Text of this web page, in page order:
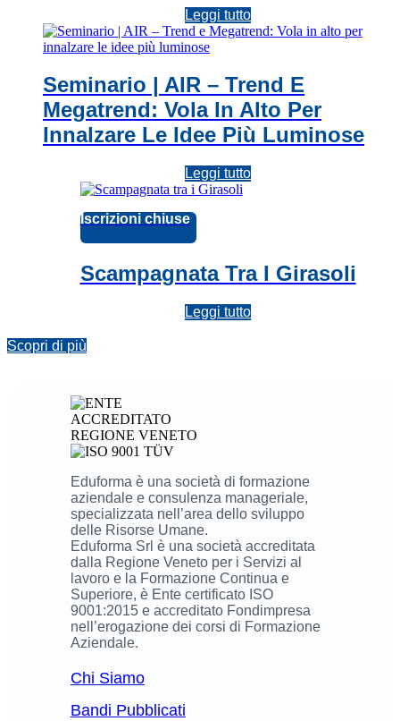
Leggi tutto
Seminario | AIR – Trend E
Megatrend: Vola In Alto Per
Innalzare Le Idee Più Luminose
Leggi tutto
Iscrizioni chiuse
Scampagnata Tra I Girasoli
Leggi tutto
Scopri di più
Eduforma è una società di formazione
aziendale e consulenza manageriale,
specializzata nell’area dello sviluppo
delle Risorse Umane.
Eduforma Srl è una società accreditata
dalla Regione Veneto per i Servizi al
lavoro e la Formazione Continua e
Superiore, è Ente certificato ISO
9001:2015 e accreditato Fondimpresa
nell’erogazione dei corsi di Formazione
Aziendale.
Chi Siamo
Bandi Pubblicati